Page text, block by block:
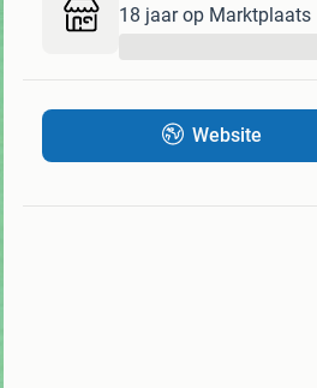
18 jaar op Marktplaats
Website